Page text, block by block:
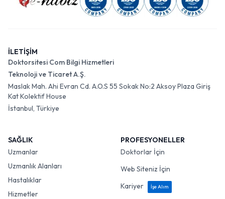
İLETİŞİM
Doktorsitesi Com Bilgi Hizmetleri
Teknoloji ve Ticaret A.Ş.
Maslak Mah. Ahi Evran Cd. A.O.S 55 Sokak No:2 Aksoy Plaza Giriş
Kat Kolektif House
İstanbul, Türkiye
SAĞLIK
Uzmanlar
Uzmanlık Alanları
Hastalıklar
Hizmetler
PROFESYONELLER
Doktorlar İçin
Web Siteniz İçin
Kariyer
İşe Alım